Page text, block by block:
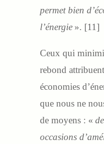
permet bien
l’énergie ». [11]
Ceux qui
rebond
économies
que nous ne
de moyens : «
occasions